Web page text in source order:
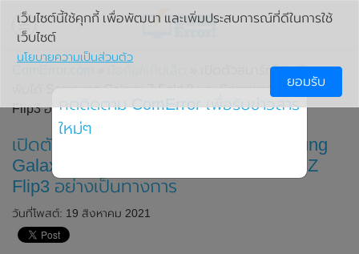
» เปิดตัวสมาร์ทโฟนเรือธงจอ
พับได้ Samsung Galaxy Z Fold 3 และ Samsung Galaxy Z
Flip3 อย่างเป็นทางการ
เปิดตัวสมาร์ทโฟนเรือธงจอพับได้ Samsung
Galaxy Z Fold 3 และ Samsung Galaxy Z
Flip3 อย่างเป็นทางการ
วันที่โพสต์: 19 สิงหาคม 2021
เว็บไซต์นี้ใช้คุกกี้ เพื่อพัฒนา และเพิ่มประสบการณ์ที่ดีในการใช้
เว็บไซต์
นโยบายความเป็นส่วนตัว
ยอมรับ
กดติดตาม ComError เพื่อรับข่าวสาร
ใหม่ๆ